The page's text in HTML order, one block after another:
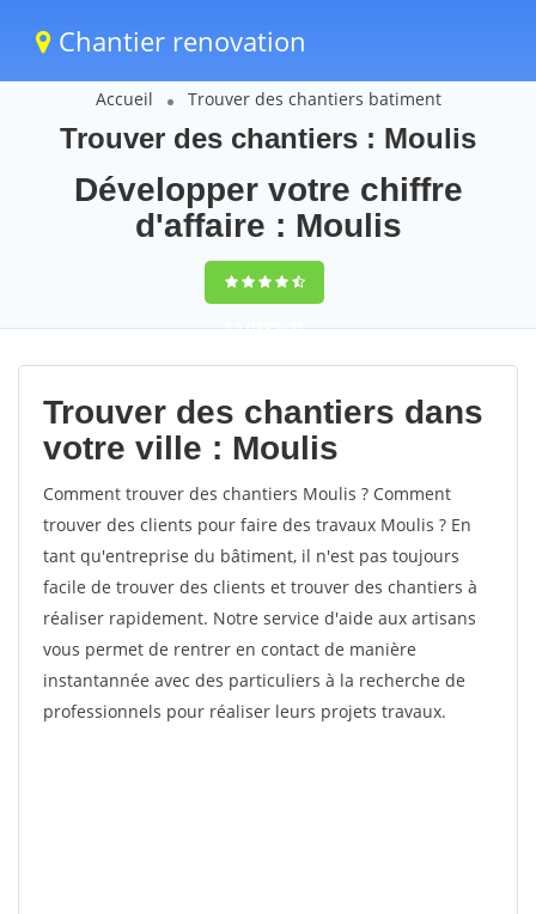
Chantier renovation
Accueil Trouver des chantiers batiment
Trouver des chantiers : Moulis
Développer votre chiffre
d'affaire : Moulis
9,5(100%)59
votes
Trouver des chantiers dans
votre ville : Moulis
Comment trouver des chantiers Moulis ? Comment
trouver des clients pour faire des travaux Moulis ? En
tant qu'entreprise du bâtiment, il n'est pas toujours
facile de trouver des clients et trouver des chantiers à
réaliser rapidement. Notre service d'aide aux artisans
vous permet de rentrer en contact de manière
instantannée avec des particuliers à la recherche de
professionnels pour réaliser leurs projets travaux.